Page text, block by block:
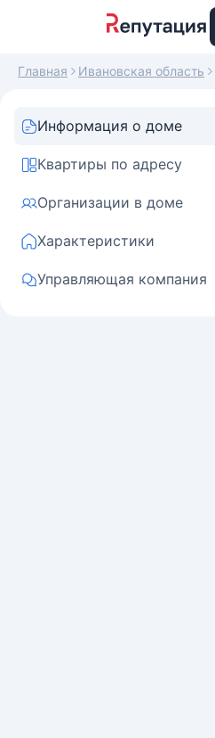
Главная Ивановская область
Информация о доме
Квартиры по адресу
Организации в доме
Характеристики
Управляющая компания